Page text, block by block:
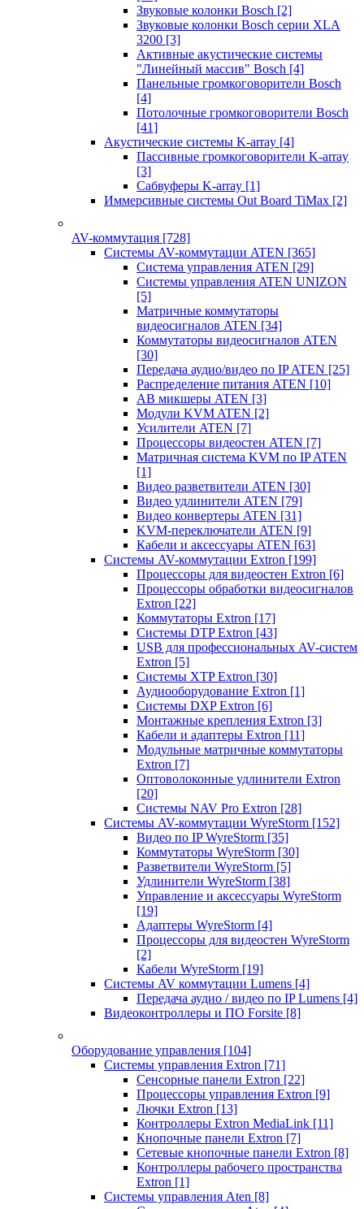
Звуковые колонки Bosch [2]
Звуковые колонки Bosch серии XLA
3200 [3]
Активные акустические системы
"Линейный массив" Bosch [4]
Панельные громкоговорители Bosch
[4]
Потолочные громкоговорители Bosch
[41]
Акустические системы K-array [4]
Пассивные громкоговорители K-array
[3]
Сабвуферы K-array [1]
Иммерсивные системы Out Board TiMax [2]
AV-коммутация [728]
Системы AV-коммутации ATEN [365]
Система управления ATEN [29]
Системы управления ATEN UNIZON
[5]
Матричные коммутаторы
видеосигналов ATEN [34]
Коммутаторы видеосигналов ATEN
[30]
Передача аудио/видео по IP ATEN [25]
Распределение питания ATEN [10]
АВ микшеры ATEN [3]
Модули KVM ATEN [2]
Усилители ATEN [7]
Процессоры видеостен ATEN [7]
Матричная система KVM по IP ATEN
[1]
Видео разветвители ATEN [30]
Видео удлинители ATEN [79]
Видео конвертеры ATEN [31]
KVM-переключатели ATEN [9]
Кабели и аксессуары ATEN [63]
Системы AV-коммутации Extron [199]
Процессоры для видеостен Extron [6]
Процессоры обработки видеосигналов
Extron [22]
Коммутаторы Extron [17]
Системы DTP Extron [43]
USB для профессиональных AV-систем
Extron [5]
Системы XTP Extron [30]
Аудиооборудование Extron [1]
Системы DXP Extron [6]
Монтажные крепления Extron [3]
Кабели и адаптеры Extron [11]
Модульные матричные коммутаторы
Extron [7]
Оптоволоконные удлинители Extron
[20]
Системы NAV Pro Extron [28]
Системы AV-коммутации WyreStorm [152]
Видео по IP WyreStorm [35]
Коммутаторы WyreStorm [30]
Разветвители WyreStorm [5]
Удлинители WyreStorm [38]
Управление и аксессуары WyreStorm
[19]
Адаптеры WyreStorm [4]
Процессоры для видеостен WyreStorm
[2]
Кабели WyreStorm [19]
Системы AV коммутации Lumens [4]
Передача аудио / видео по IP Lumens [4]
Видеоконтроллеры и ПО Forsite [8]
Оборудование управления [104]
Системы управления Extron [71]
Сенсорные панели Extron [22]
Процессоры управления Extron [9]
Лючки Extron [13]
Контроллеры Extron MediaLink [11]
Кнопочные панели Extron [7]
Сетевые кнопочные панели Extron [8]
Контроллеры рабочего пространства
Extron [1]
Системы управления Aten [8]